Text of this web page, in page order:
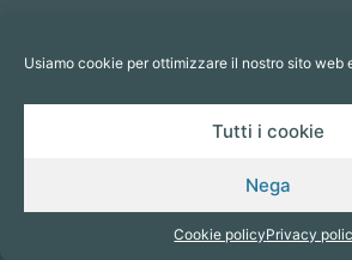
Usiamo cookie per ottimizzare il nostro sito web
Tutti i cookie
Nega
Cookie policyPrivacy
Seguici anche su:
Made byLarin